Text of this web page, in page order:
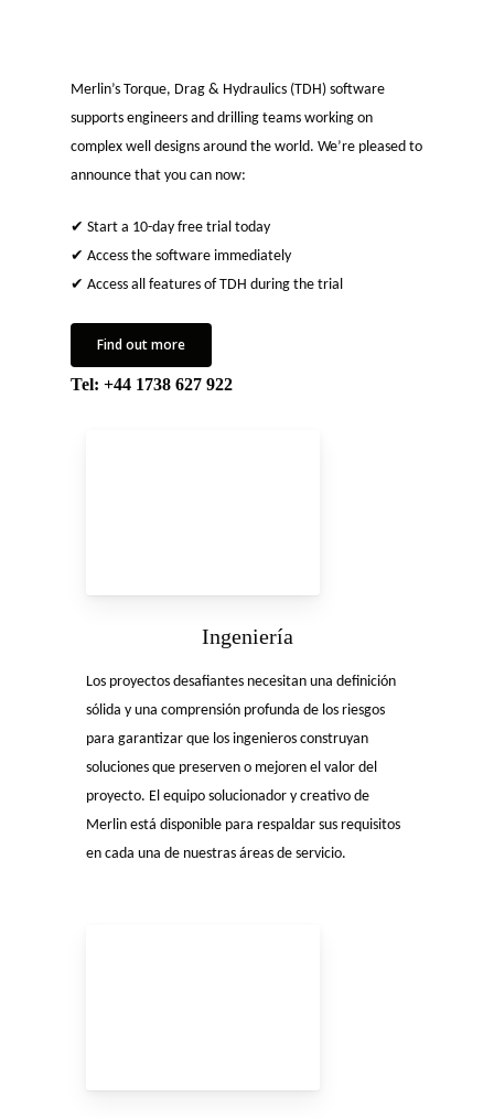
Merlin’s Torque, Drag & Hydraulics (TDH) software
supports engineers and drilling teams working on
complex well designs around the world. We’re pleased to
announce that you can now:
✔ Start a 10-day free trial today
✔ Access the software immediately
✔ Access all features of TDH during the trial
Find out more
Tel: +44 1738 627 922
Ingeniería
Los proyectos desafiantes necesitan una definición
sólida y una comprensión profunda de los riesgos
para garantizar que los ingenieros construyan
soluciones que preserven o mejoren el valor del
proyecto. El equipo solucionador y creativo de
Merlin está disponible para respaldar sus requisitos
en cada una de nuestras áreas de servicio.